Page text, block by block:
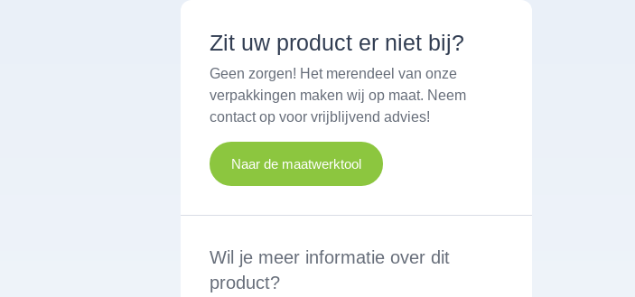
Zit uw product er niet bij?
Geen zorgen! Het merendeel van onze
verpakkingen maken wij op maat. Neem
contact op voor vrijblijvend advies!
Naar de maatwerktool
Wil je meer informatie over dit
product?